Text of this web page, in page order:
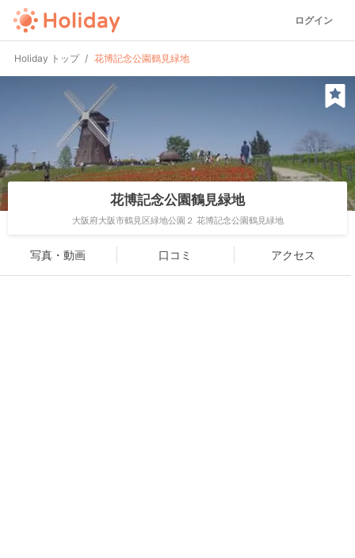
ログイン
Holiday トップ 花博記念公園鶴見緑地
花博記念公園鶴見緑地
大阪府大阪市鶴見区緑地公園２ 花博記念公園鶴見緑地
写真・動画 口コミ アクセス